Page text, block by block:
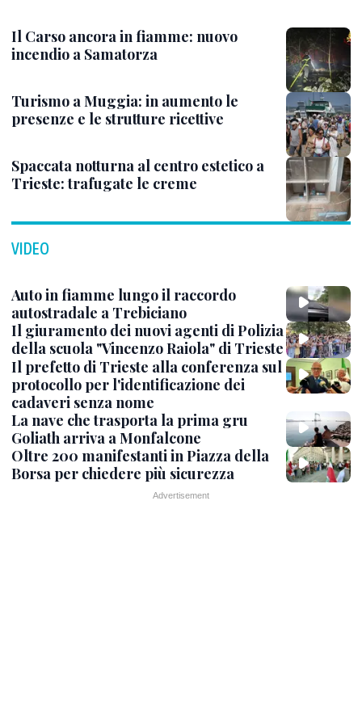
Il Carso ancora in fiamme: nuovo
incendio a Samatorza
Turismo a Muggia: in aumento le
presenze e le strutture ricettive
Spaccata notturna al centro estetico a
Trieste: trafugate le creme
VIDEO
Auto in fiamme lungo il raccordo
autostradale a Trebiciano
Il giuramento dei nuovi agenti di Polizia
della scuola "Vincenzo Raiola" di Trieste
Il prefetto di Trieste alla conferenza sul
protocollo per l'identificazione dei
cadaveri senza nome
La nave che trasporta la prima gru
Goliath arriva a Monfalcone
Oltre 200 manifestanti in Piazza della
Borsa per chiedere più sicurezza